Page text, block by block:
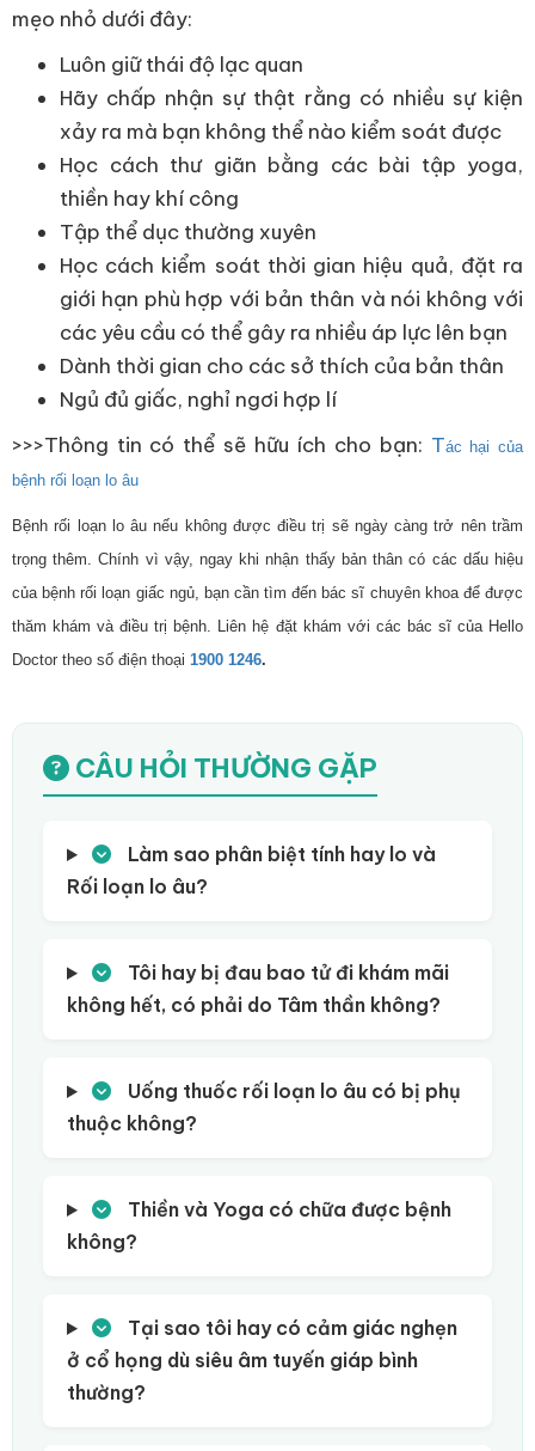
mẹo nhỏ dưới đây:
Luôn giữ thái độ lạc quan
Hãy chấp nhận sự thật rằng có nhiều sự kiện
xảy ra mà bạn không thể nào kiểm soát được
Học cách thư giãn bằng các bài tập yoga,
thiền hay khí công
Tập thể dục thường xuyên
Học cách kiểm soát thời gian hiệu quả, đặt ra
giới hạn phù hợp với bản thân và nói không với
các yêu cầu có thể gây ra nhiều áp lực lên bạn
Dành thời gian cho các sở thích của bản thân
Ngủ đủ giấc, nghỉ ngơi hợp lí
>>>Thông tin có thể sẽ hữu ích cho bạn: Tác hại của
bệnh rối loạn lo âu
Bệnh rối loạn lo âu nếu không được điều trị sẽ ngày càng trở nên trầm
trọng thêm. Chính vì vậy, ngay khi nhận thấy bản thân có các dấu hiệu
của bệnh rối loạn giấc ngủ, bạn cần tìm đến bác sĩ chuyên khoa để được
thăm khám và điều trị bệnh. Liên hệ đặt khám với các bác sĩ của Hello
Doctor theo số điện thoại 1900 1246.
CÂU HỎI THƯỜNG GẶP
Làm sao phân biệt tính hay lo và
Rối loạn lo âu?
Tôi hay bị đau bao tử đi khám mãi
không hết, có phải do Tâm thần không?
Uống thuốc rối loạn lo âu có bị phụ
thuộc không?
Thiền và Yoga có chữa được bệnh
không?
Tại sao tôi hay có cảm giác nghẹn
ở cổ họng dù siêu âm tuyến giáp bình
thường?